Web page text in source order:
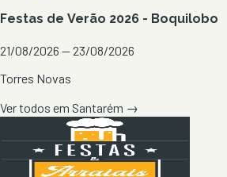
Festas de Verão 2026 - Boquilobo
21/08/2026 — 23/08/2026
Torres Novas
Ver todos em Santarém →